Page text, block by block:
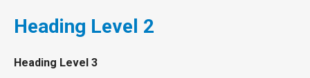
Heading Level 2
Heading Level 3